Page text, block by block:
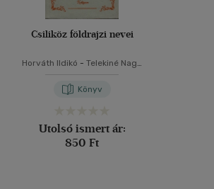
Csiliköz földrajzi nevei
Horváth Ildikó - Telekiné Nagy
Könyv
Utolsó ismert ár:
850 Ft